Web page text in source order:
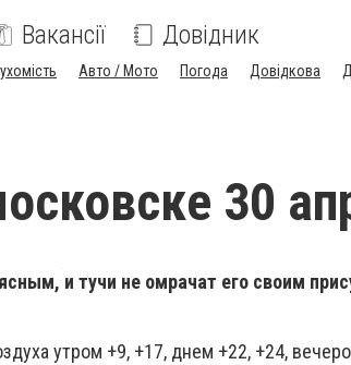
Вакансії Довідник
Авто / Мото Погода Довідкова
30
и тучи не омрачат его своим
утром +9, +17, днем +22, +24,